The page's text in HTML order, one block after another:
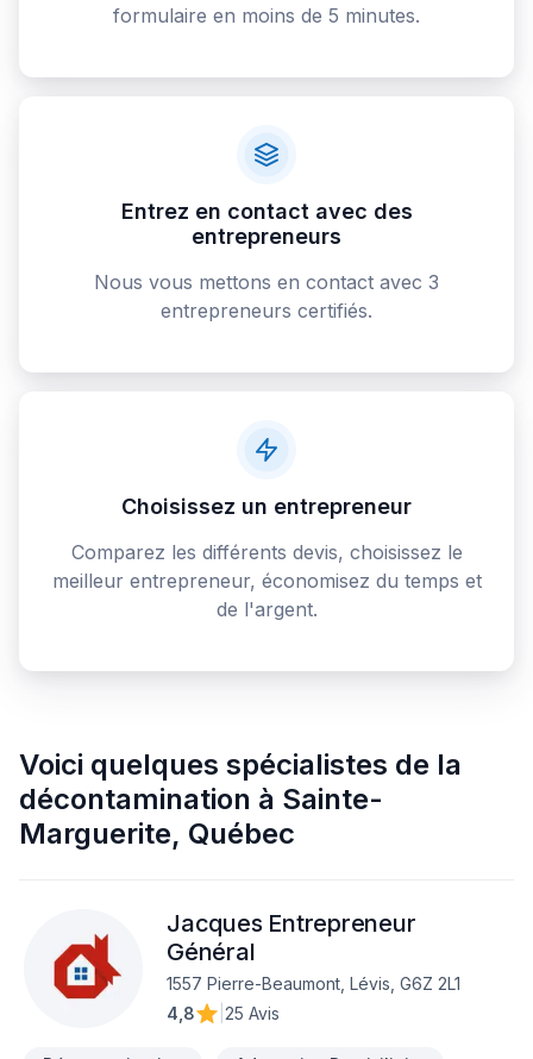
formulaire en moins de 5 minutes.
Entrez en contact avec des
entrepreneurs
Nous vous mettons en contact avec 3
entrepreneurs certifiés.
Choisissez un entrepreneur
Comparez les différents devis, choisissez le
meilleur entrepreneur, économisez du temps et
de l'argent.
Voici quelques spécialistes de la
décontamination à Sainte-
Marguerite, Québec
Jacques Entrepreneur
Général
1557 Pierre-Beaumont, Lévis, G6Z 2L1
4,8
25 Avis